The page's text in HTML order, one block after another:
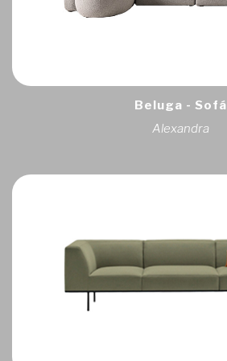
Beluga - Sofá
Alexandra